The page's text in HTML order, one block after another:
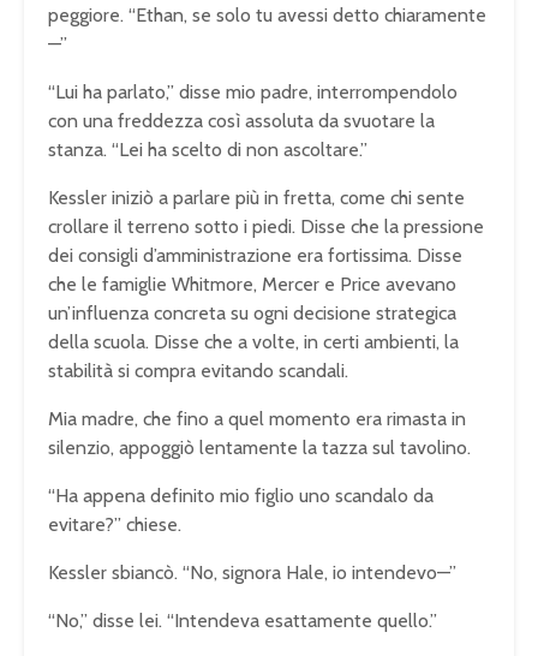
peggiore. “Ethan, se solo tu avessi detto chiaramente
—”
“Lui ha parlato,” disse mio padre, interrompendolo
con una freddezza così assoluta da svuotare la
stanza. “Lei ha scelto di non ascoltare.”
Kessler iniziò a parlare più in fretta, come chi sente
crollare il terreno sotto i piedi. Disse che la pressione
dei consigli d’amministrazione era fortissima. Disse
che le famiglie Whitmore, Mercer e Price avevano
un’influenza concreta su ogni decisione strategica
della scuola. Disse che a volte, in certi ambienti, la
stabilità si compra evitando scandali.
Mia madre, che fino a quel momento era rimasta in
silenzio, appoggiò lentamente la tazza sul tavolino.
“Ha appena definito mio figlio uno scandalo da
evitare?” chiese.
Kessler sbiancò. “No, signora Hale, io intendevo—”
“No,” disse lei. “Intendeva esattamente quello.”